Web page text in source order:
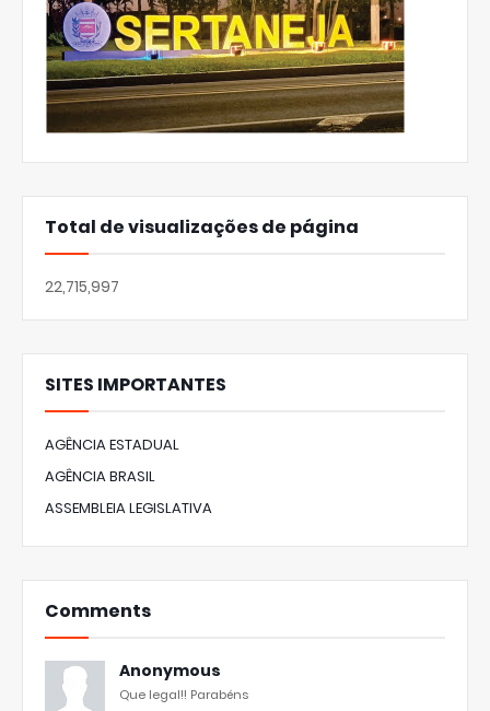
Total de visualizações de página
22,715,997
SITES IMPORTANTES
AGÊNCIA ESTADUAL
AGÊNCIA BRASIL
ASSEMBLEIA LEGISLATIVA
Comments
Anonymous
Que legal!! Parabéns